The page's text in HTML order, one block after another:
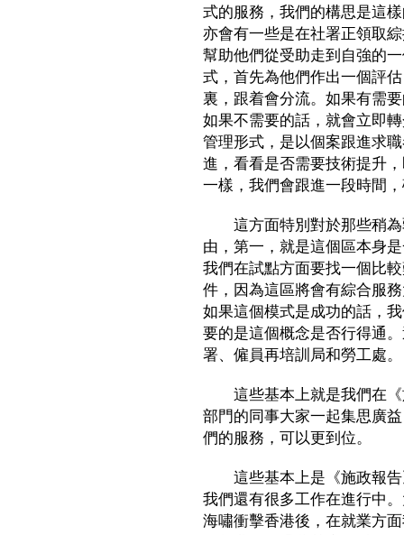
式的服務，我們的構思是這
亦會有一些是在社署正領取
幫助他們從受助走到自強的
式，首先為他們作出一個評
裏，跟着會分流。如果有需
如果不需要的話，就會立即
管理形式，是以個案跟進求
進，看看是否需要技術提升
一樣，我們會跟進一段時間
這方面特別對於那些稍為
由，第一，就是這個區本身
我們在試點方面要找一個比
件，因為這區將會有綜合服
如果這個模式是成功的話，
要的是這個概念是否行得通
署、僱員再培訓局和勞工處。
這些基本上就是我們在《
部門的同事大家一起集思廣
們的服務，可以更到位。
這些基本上是《施政報告
我們還有很多工作在進行中
海嘯衝擊香港後，在就業方